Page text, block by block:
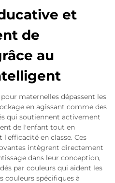
et
de
au
maternelles dépassent les
en agissant comme des
qui soutiennent activement
de l'enfant tout en
en classe. Ces
intègrent directement
dans leur conception,
par couleurs qui aident les
couleurs spécifiques à